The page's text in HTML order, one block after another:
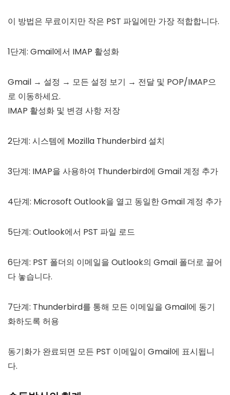
이 방법은 무료이지만 작은 PST 파일에만 가장 적합합니다.
1단계: Gmail에서 IMAP 활성화
Gmail → 설정 → 모든 설정 보기 → 전달 및 POP/IMAP으
로 이동하세요.
IMAP 활성화 및 변경 사항 저장
2단계: 시스템에 Mozilla Thunderbird 설치
3단계: IMAP을 사용하여 Thunderbird에 Gmail 계정 추가
4단계: Microsoft Outlook을 열고 동일한 Gmail 계정 추가
5단계: Outlook에서 PST 파일 로드
6단계: PST 폴더의 이메일을 Outlook의 Gmail 폴더로 끌어
다 놓습니다.
7단계: Thunderbird를 통해 모든 이메일을 Gmail에 동기
화하도록 허용
동기화가 완료되면 모든 PST 이메일이 Gmail에 표시됩니
다.